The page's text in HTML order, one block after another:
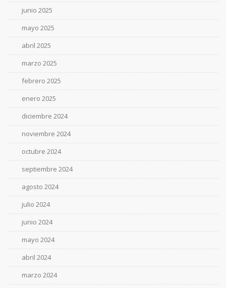
junio 2025
mayo 2025
abril 2025
marzo 2025
febrero 2025
enero 2025
diciembre 2024
noviembre 2024
octubre 2024
septiembre 2024
agosto 2024
julio 2024
junio 2024
mayo 2024
abril 2024
marzo 2024